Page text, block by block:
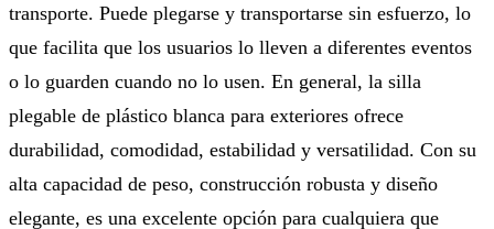
transporte. Puede plegarse y transportarse sin esfuerzo, lo
que facilita que los usuarios lo lleven a diferentes eventos
o lo guarden cuando no lo usen. En general, la silla
plegable de plástico blanca para exteriores ofrece
durabilidad, comodidad, estabilidad y versatilidad. Con su
alta capacidad de peso, construcción robusta y diseño
elegante, es una excelente opción para cualquiera que